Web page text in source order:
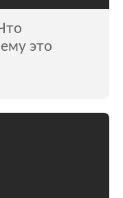
это